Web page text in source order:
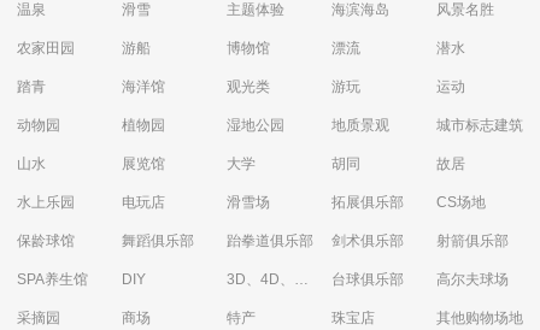
温泉 滑雪 主题体验 海滨海岛 风景名胜
农家田园 游船 博物馆 漂流 潜水
踏青 海洋馆 观光类 游玩 运动
动物园 植物园 湿地公园 地质景观 城市标志建筑
山水 展览馆 大学 胡同 故居
水上乐园 电玩店 滑雪场 拓展俱乐部 CS场地
保龄球馆 舞蹈俱乐部 跆拳道俱乐部 剑术俱乐部 射箭俱乐部
SPA养生馆 DIY 3D、4D、5D艺术体验馆 台球俱乐部 高尔夫球场
采摘园 商场 特产 珠宝店 其他购物场地